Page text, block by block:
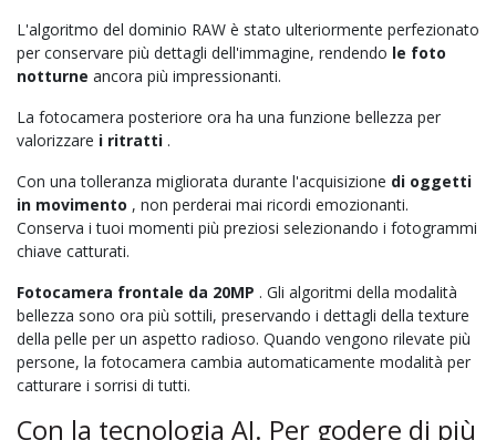
L'algoritmo del dominio RAW è stato ulteriormente perfezionato
per conservare più dettagli dell'immagine, rendendo le foto
notturne ancora più impressionanti.
La fotocamera posteriore ora ha una funzione bellezza per
valorizzare i ritratti .
Con una tolleranza migliorata durante l'acquisizione di oggetti
in movimento , non perderai mai ricordi emozionanti.
Conserva i tuoi momenti più preziosi selezionando i fotogrammi
chiave catturati.
Fotocamera frontale da 20MP . Gli algoritmi della modalità
bellezza sono ora più sottili, preservando i dettagli della texture
della pelle per un aspetto radioso. Quando vengono rilevate più
persone, la fotocamera cambia automaticamente modalità per
catturare i sorrisi di tutti.
Con la tecnologia AI. Per godere di più